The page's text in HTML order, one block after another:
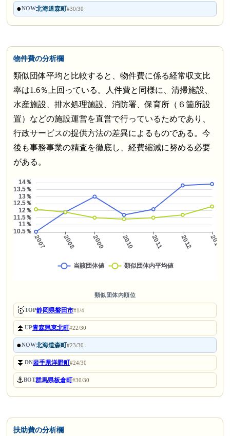
●NOW北海道森町#30/30
物件費の分析欄
類似団体平均と比較すると、物件費に係る経常収支比
率は1.6％上回っている。人件費と同様に、清掃施設、
水産施設、排水処理施設、消防署、保育所（６箇所設
置）などの施設運営を直営で行っているためであり、
行政サービスの提供方法の差異によるものである。今
後も事務事業の精査を徹底し、経費縮減に努める必要
がある。
類似団体内順位
🥇TOP静岡県磐田市#1/4
⏫UP青森県東北町#22/30
●NOW北海道森町#23/30
⏬DN岩手県洋野町#24/30
⚓BOT群馬県板倉町#30/30
扶助費の分析欄